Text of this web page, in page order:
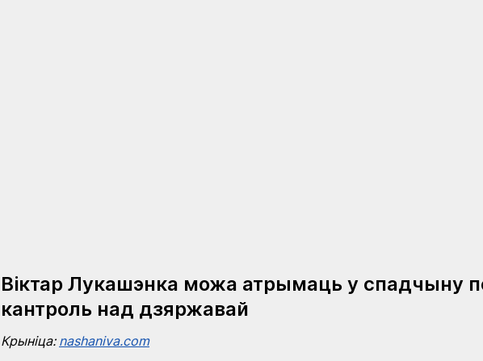
Віктар Лукашэнка можа атрымаць у спадчыну
кантроль над дзяржавай
Крыніца: nashaniva.com